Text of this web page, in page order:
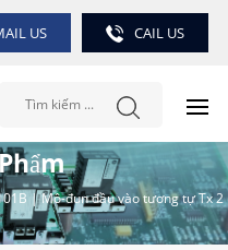
US CAIL US
| Mô-đun đầu vào tương tự Tx 2